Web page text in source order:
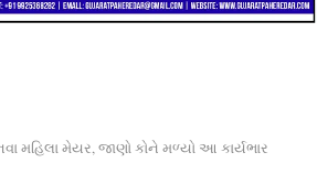
મહિલા મેયર, જાણો કોને મળ્યો આ કાર્યભાર